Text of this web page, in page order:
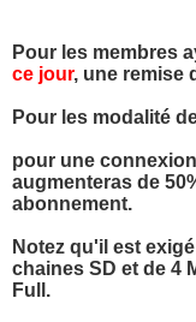
Pour les membres
ce jour, une remise
Pour les modalité
pour une
augmenteras de
abonnement.
Notez qu'il est
chaines SD et de 4
Full.